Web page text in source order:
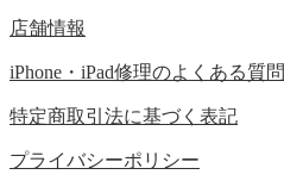
店舗情報
iPhone・iPad修理のよくある質問
特定商取引法に基づく表記
プライバシーポリシー